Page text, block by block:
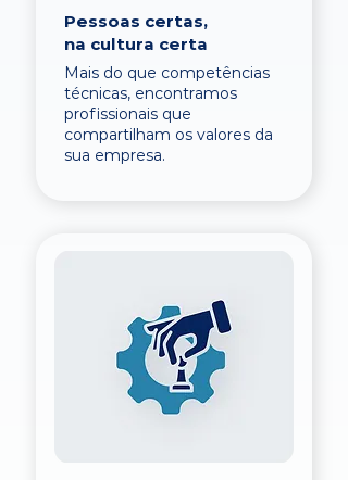
Pessoas certas,
na cultura certa
Mais do que competências
técnicas, encontramos
profissionais que
compartilham os valores da
sua empresa.